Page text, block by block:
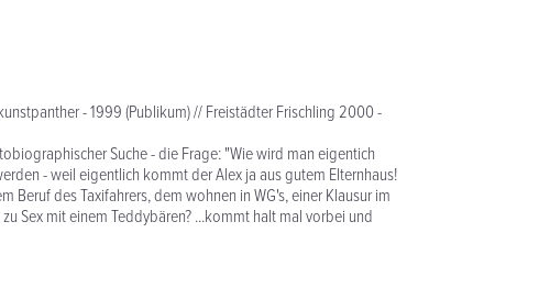
- 1999 (Publikum) // Freistädter Frischling 2000 -
Suche - die Frage: "Wie wird man eigentich
- weil eigentlich kommt der Alex ja aus gutem Elternhaus!
Beruf des Taxifahrers, dem wohnen in WG's, einer Klausur im
Sex mit einem Teddybären? ...kommt halt mal vorbei und